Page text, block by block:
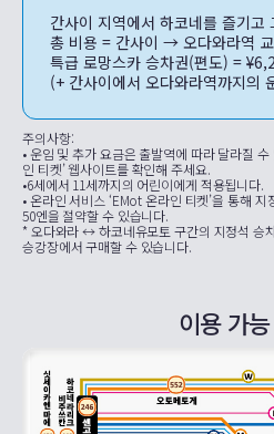
간사이 지역에서 하코네를 즐기고
총 비용 = 간사이 → 오다와라역
특급 로망스카 승차권(편도) =
(+ 간사이에서 오다와라역까지의
주의사항:
• 운임 및 추가 요금은 출발역에 따라 달라질
인 티켓’ 웹사이트를 확인해 주세요.
•6세에서 11세까지의 어린이에게 적용됩니다.
• 온라인 서비스 ‘EMot 온라인 티켓’을 통해
50엔을 절약할 수 있습니다.
* 오다와라 ↔ 하코네유모토 구간의 지정석 승
승강장에서 구매할 수 있습니다.
이용 가